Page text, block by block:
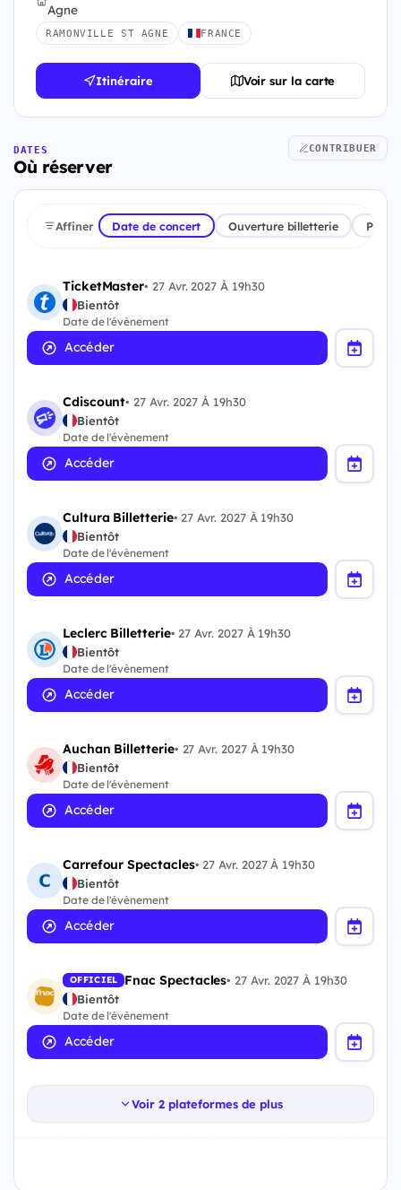
Agne
RAMONVILLE ST AGNE FRANCE
Itinéraire Voir sur la carte
DATES
Où réserver
CONTRIBUER
Affiner Date de concert Ouverture billetterie
TicketMaster• 27 Avr. 2027 À 19h30
Bientôt
Date de l'évènement
Accéder
Cdiscount• 27 Avr. 2027 À 19h30
Bientôt
Date de l'évènement
Accéder
Cultura Billetterie• 27 Avr. 2027 À 19h30
Bientôt
Date de l'évènement
Accéder
Leclerc Billetterie• 27 Avr. 2027 À 19h30
Bientôt
Date de l'évènement
Accéder
Auchan Billetterie• 27 Avr. 2027 À 19h30
Bientôt
Date de l'évènement
Accéder
Carrefour Spectacles• 27 Avr. 2027 À 19h30
Bientôt
Date de l'évènement
Accéder
OFFICIEL Fnac Spectacles• 27 Avr. 2027 À 19h30
Bientôt
Date de l'évènement
Accéder
Voir 2 plateformes de plus